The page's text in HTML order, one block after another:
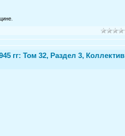
гг: Том 32, Раздел 3, Коллектив